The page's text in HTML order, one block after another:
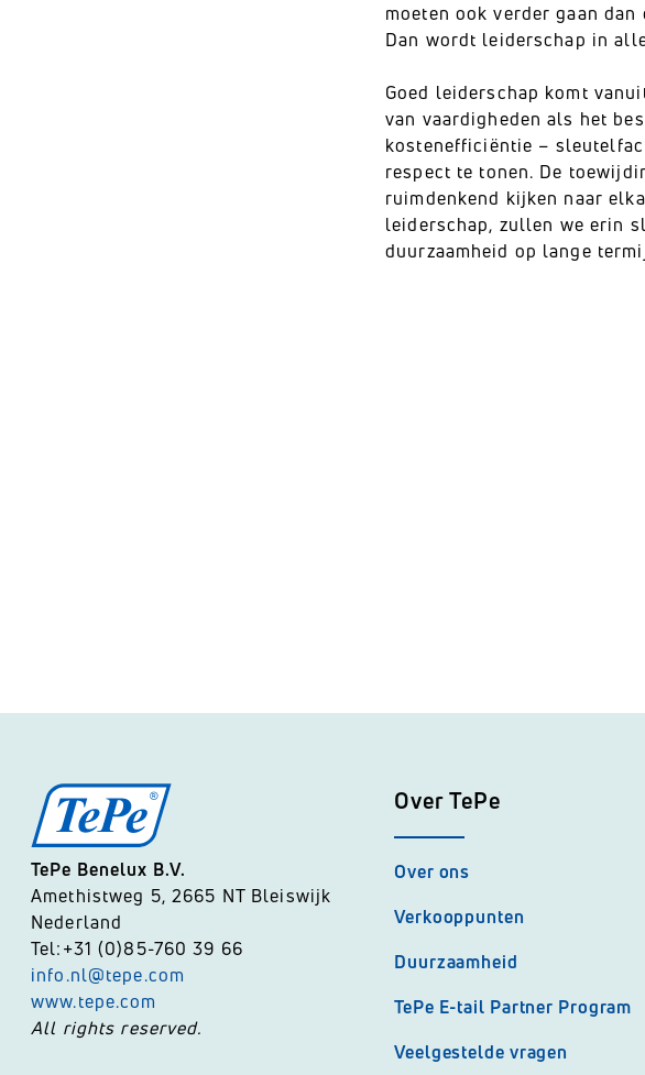
moeten ook verder gaan
Dan wordt leiderschap in
Goed leiderschap komt
van vaardigheden als het
kostenefficiëntie –
respect te tonen. De
ruimdenkend kijken naar
leiderschap, zullen we erin
duurzaamheid op lange
TePe Benelux B.V.
Amethistweg 5, 2665 NT Bleiswijk
Nederland
Tel:+31 (0)85-760 39 66
info.nl@tepe.com
www.tepe.com
All rights reserved.
Over TePe
Over ons
Verkooppunten
Duurzaamheid
TePe E-tail Partner Program
Veelgestelde vragen